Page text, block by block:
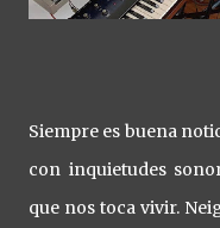
Siempre es buena
con inquietudes
que nos toca vivir.